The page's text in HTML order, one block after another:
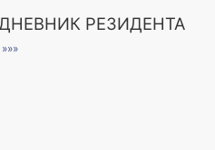
РЕЗИДЕНТА